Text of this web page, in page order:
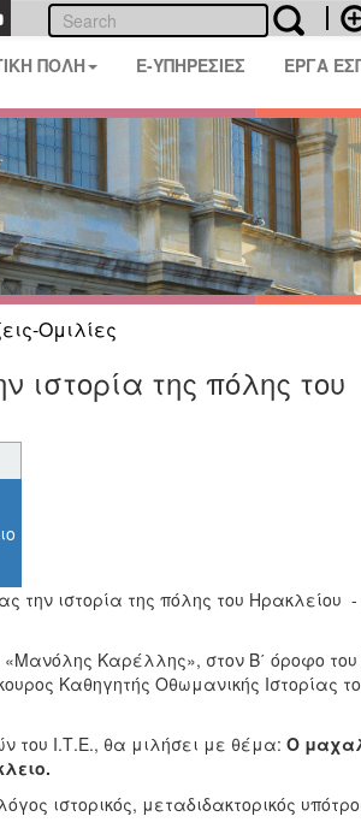
ΠΟΛΗ E-ΥΠΗΡΕΣΙΕΣ ΕΡΓΑ
Ομιλίες
ιστορία της πόλης του
την ιστορία της πόλης του Ηρακλείου -
Καρέλλης», στον Β΄ όροφο του
Καθηγητής Οθωμανικής Ιστορίας
του Ι.Τ.Ε., θα μιλήσει με θέμα: Ο
ιστορικός, μεταδιδακτορικός